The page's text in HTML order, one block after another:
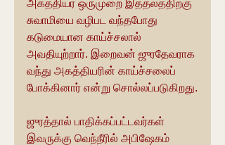
அகத்தியர் ஒருமுறை இத்தலத்திற்கு
சுவாமியை வழிபட வந்தபோது
கடுமையான காய்ச்சலால்
அவதியுற்றார். இறைவன் ஜுரதேவராக
வந்து அகத்தியரின் காய்ச்சலைப்
போக்கினார் என்று சொல்லப்படுகிறது.
ஜுரத்தால் பாதிக்கப்பட்டவர்கள்
இவருக்கு வெந்நீரில் அபிஷேகம்